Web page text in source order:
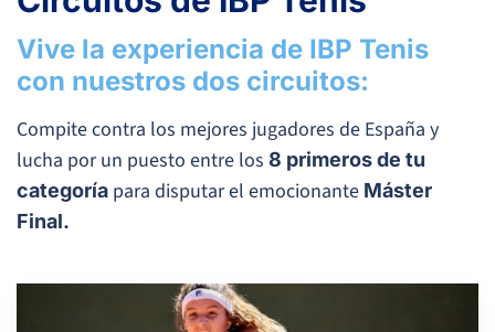
Vive la experiencia de IBP Tenis
con nuestros dos circuitos:
Compite contra los mejores jugadores de España y
lucha por un puesto entre los 8 primeros de tu
categoría para disputar el emocionante Máster
Final.